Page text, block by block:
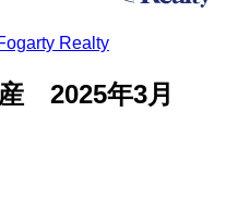
Realty
2025年3月